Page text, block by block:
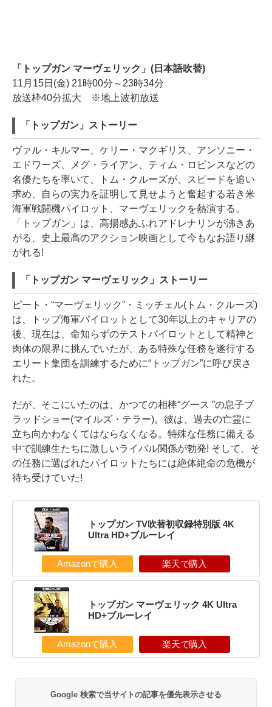
「トップガン マーヴェリック」(日本語吹替)
11月15日(金) 21時00分～23時34分
放送枠40分拡大 ※地上波初放送
「トップガン」ストーリー
ヴァル・キルマー、ケリー・マクギリス、アンソニー・
エドワーズ、メグ・ライアン、ティム・ロビンスなどの
名優たちを率いて、トム・クルーズが、スピードを追い
求め、自らの実力を証明して見せようと奮起する若き米
海軍戦闘機パイロット、マーヴェリックを熱演する。
「トップガン」は、高揚感あふれアドレナリンが沸きあ
がる、史上最高のアクション映画として今もなお語り継
がれる!
「トップガン マーヴェリック」ストーリー
ピート・“マーヴェリック”・ミッチェル(トム・クルーズ)
は、トップ海軍パイロットとして30年以上のキャリアの
後、現在は、命知らずのテストパイロットとして精神と
肉体の限界に挑んでいたが、ある特殊な任務を遂行する
エリート集団を訓練するために“トップガン”に呼び戻さ
れた。
だが、そこにいたのは、かつての相棒“グース ”の息子ブ
ラッドショー(マイルズ・テラー)。彼は、過去の亡霊に
立ち向かわなくてはならなくなる。特殊な任務に備える
中で訓練生たちに激しいライバル関係が勃発! そして、そ
の任務に選ばれたパイロットたちには絶体絶命の危機が
待ち受けていた!
トップガン TV吹替初収録特別版 4K
Ultra HD+ブルーレイ
Amazonで購入 楽天で購入
トップガン マーヴェリック 4K Ultra
HD+ブルーレイ
Amazonで購入 楽天で購入
Google 検索で当サイトの記事を優先表示させる